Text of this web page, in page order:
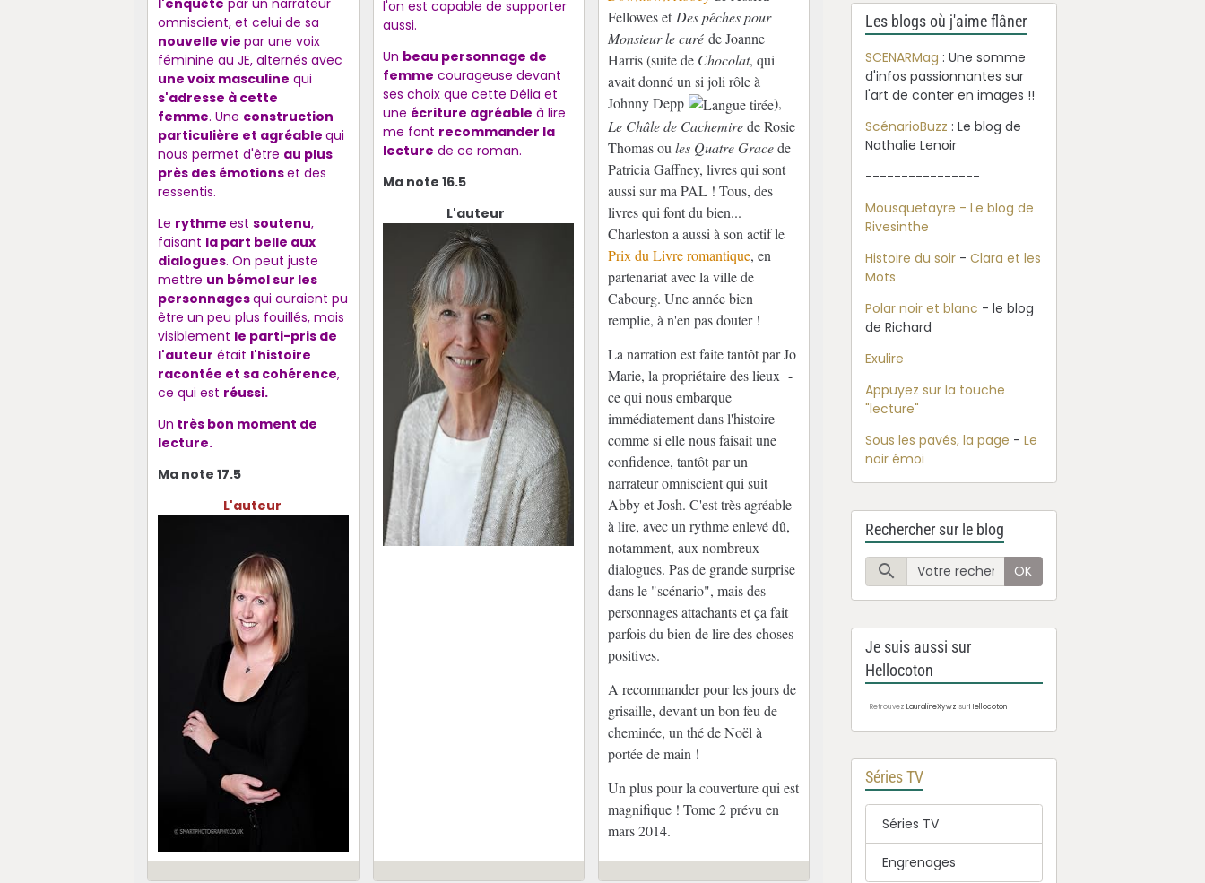
omniscient, et celui de sa
nouvelle vie par une voix
féminine au JE, alternés avec
une voix masculine qui
s'adresse à cette
femme. Une construction
particulière et agréable qui
nous permet d'être au plus
près des émotionset des
ressentis.
Le rythme est soutenu,
faisant la part belle aux
dialogues. On peut juste
mettre un bémol sur les
personnagesqui auraient pu
être un peu plus fouillés, mais
visiblement le parti-pris de
l'auteur était l'histoire
racontée et sa cohérence,
ce qui est réussi.
Un très bon moment de
lecture.
Ma note 17.5
L'auteur
l'on est capable de supporter
aussi.
Un beau personnage de
femme courageuse devant
ses choix que cette Délia et
une écriture agréable à lire
me font recommander la
lecture de ce roman.
Ma note 16.5
L'auteur
Fellowes et Des pêches pour
Monsieur le curé de Joanne
Harris (suite de Chocolat, qui
avait donné un si joli rôle à
Johnny Depp
),
Le Châle de Cachemirede Rosie
Thomas oules Quatre Gracede
Patricia Gaffney, livres qui sont
aussi sur ma PAL ! Tous, des
livres qui font du bien...
Charleston a aussi à son actif le
Prix du Livre romantique, en
partenariat avec la ville de
Cabourg. Une année bien
remplie, à n'en pas douter !
La narration est faite tantôt par Jo
Marie, la propriétaire des lieux -
ce qui nous embarque
immédiatement dans l'histoire
comme si elle nous faisait une
confidence, tantôt par un
narrateur omniscient qui suit
Abby et Josh. C'est très agréable
à lire, avec un rythme enlevé dû,
notamment, aux nombreux
dialogues. Pas de grande surprise
dans le "scénario", mais des
personnages attachants et ça fait
parfois du bien de lire des choses
positives.
A recommander pour les jours de
grisaille, devant un bon feu de
cheminée, un thé de Noël à
portée de main !
Un plus pour la couverture qui est
magnifique ! Tome 2 prévu en
mars 2014.
Les blogs où j'aime flâner
SCENARMag : Une somme
d'infos passionnantes sur
l'art de conter en images !!
ScénarioBuzz : Le blog de
Nathalie Lenoir
----------------
Mousquetayre - Le blog de
Rivesinthe
Histoire du soir -Clara et les
Mots
Polar noir et blanc - le blog
de Richard
Exulire
Appuyez sur la touche
"lecture"
Sous les pavés, la page -Le
noir émoi
Rechercher sur le blog
OK
Je suis aussi sur
Hellocoton
RetrouvezLauralineXywz surHellocoton
Séries TV
Séries TV
Engrenages